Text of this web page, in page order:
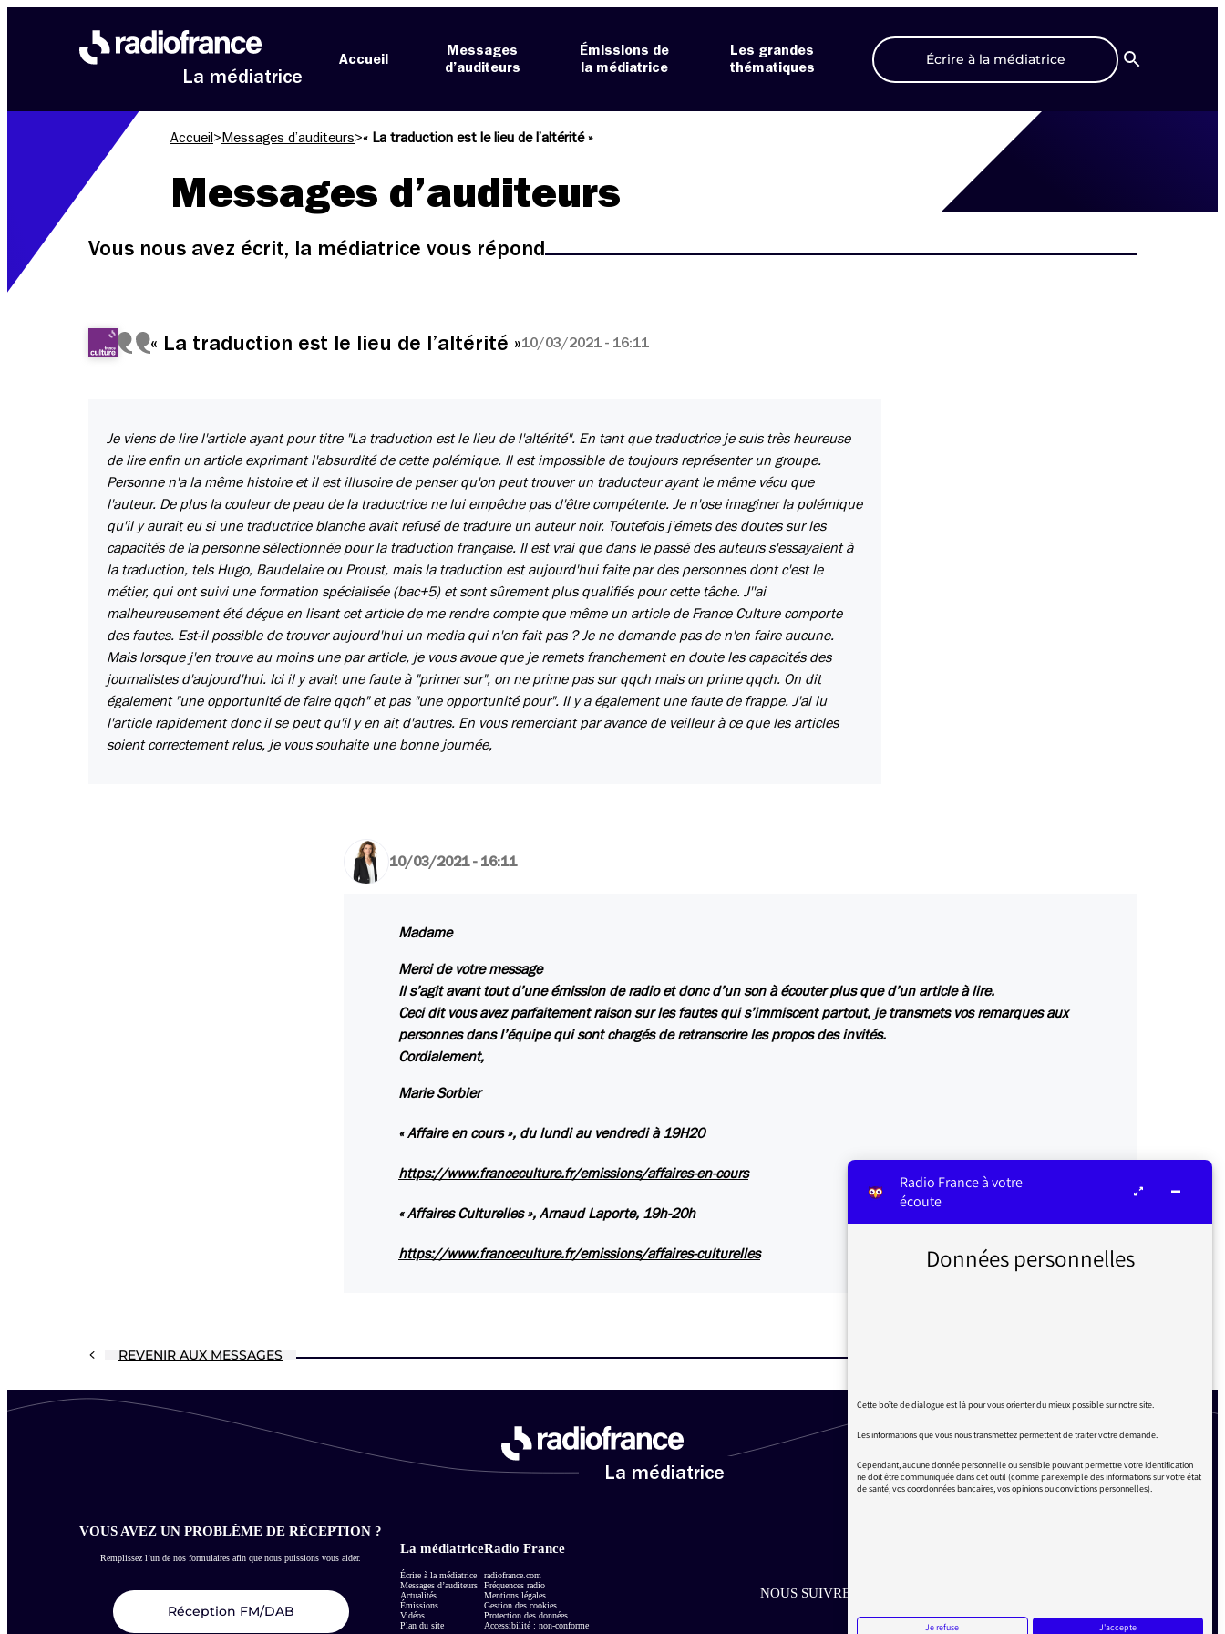
La médiatrice
Accueil
Messages
d’auditeurs
Émissions de
la médiatrice
Les grandes
thématiques
Écrire à la médiatrice
Recherche
Accueil > Messages d’auditeurs>« La traduction est le lieu de l’altérité »
Messages d’auditeurs
Vous nous avez écrit, la médiatrice vous répond
« La traduction est le lieu de l’altérité »10/03/2021 - 16:11
Je viens de lire l'article ayant pour titre "La traduction est le lieu de l'altérité". En tant que traductrice je suis très heureuse
de lire enfin un article exprimant l'absurdité de cette polémique. Il est impossible de toujours représenter un groupe.
Personne n'a la même histoire et il est illusoire de penser qu'on peut trouver un traducteur ayant le même vécu que
l'auteur. De plus la couleur de peau de la traductrice ne lui empêche pas d'être compétente. Je n'ose imaginer la polémique
qu'il y aurait eu si une traductrice blanche avait refusé de traduire un auteur noir. Toutefois j'émets des doutes sur les
capacités de la personne sélectionnée pour la traduction française. Il est vrai que dans le passé des auteurs s'essayaient à
la traduction, tels Hugo, Baudelaire ou Proust, mais la traduction est aujourd'hui faite par des personnes dont c'est le
métier, qui ont suivi une formation spécialisée (bac+5) et sont sûrement plus qualifiés pour cette tâche. J''ai
malheureusement été déçue en lisant cet article de me rendre compte que même un article de France Culture comporte
des fautes. Est-il possible de trouver aujourd'hui un media qui n'en fait pas ? Je ne demande pas de n'en faire aucune.
Mais lorsque j'en trouve au moins une par article, je vous avoue que je remets franchement en doute les capacités des
journalistes d'aujourd'hui. Ici il y avait une faute à "primer sur", on ne prime pas sur qqch mais on prime qqch. On dit
également "une opportunité de faire qqch" et pas "une opportunité pour". Il y a également une faute de frappe. J'ai lu
l'article rapidement donc il se peut qu'il y en ait d'autres. En vous remerciant par avance de veilleur à ce que les articles
soient correctement relus, je vous souhaite une bonne journée,
10/03/2021 - 16:11
Madame
Merci de votre message
Il s’agit avant tout d’une émission de radio et donc d’un son à écouter plus que d’un article à lire.
Ceci dit vous avez parfaitement raison sur les fautes qui s’immiscent partout, je transmets vos remarques aux
personnes dans l’équipe qui sont chargés de retranscrire les propos des invités.
Cordialement,
MarieSorbier
« Affaire en cours », du lundi au vendredi à 19H20
https://www.franceculture.fr/emissions/affaires-en-cours
« Affaires Culturelles », Arnaud Laporte, 19h-20h
https://www.franceculture.fr/emissions/affaires-culturelles
REVENIR AUX MESSAGES
La médiatrice
VOUS AVEZ UN PROBLÈME DE RÉCEPTION ?
Remplissez l’un de nos formulaires afin que nous puissions vous aider.
Réception FM/DAB
La médiatrice
Écrire à la médiatrice
Messages d’auditeurs
Actualités
Émissions
Vidéos
Plan du site
Radio France
radiofrance.com
Fréquences radio
Mentions légales
Gestion des cookies
Protection des données
Accessibilité : non-conforme
NOUS SUIVRE SUR LES RÉSEAUX
Radio France à votre
écoute
Données personnelles
Cette boîte de dialogue est là pour vous orienter du mieux possible sur notre site.
Les informations que vous nous transmettez permettent de traiter votre demande.
Cependant, aucune donnée personnelle ou sensible pouvant permettre votre identification
ne doit être communiquée dans cet outil (comme par exemple des informations sur votre état
de santé, vos coordonnées bancaires, vos opinions ou convictions personnelles).
Je refuse J'accepte